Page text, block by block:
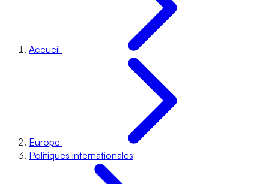
Accueil
Europe
Politiques internationales